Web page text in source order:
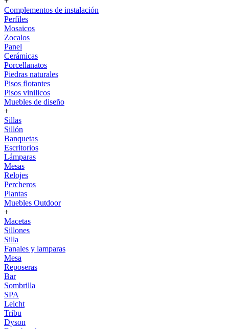
Complementos de instalación
Perfiles
Mosaicos
Zocalos
Panel
Cerámicas
Porcellanatos
Piedras naturales
Pisos flotantes
Pisos vinilicos
Muebles de diseño
+
Sillas
Sillón
Banquetas
Escritorios
Lámparas
Mesas
Relojes
Percheros
Plantas
Muebles Outdoor
+
Macetas
Sillones
Silla
Fanales y lamparas
Mesa
Reposeras
Bar
Sombrilla
SPA
Leicht
Tribu
Dyson